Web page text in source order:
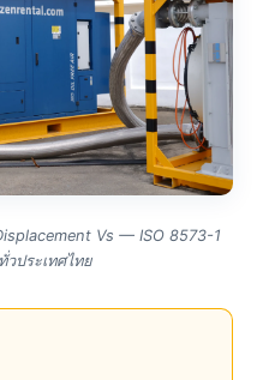
Vs — ISO 8573-1
ประเทศไทย